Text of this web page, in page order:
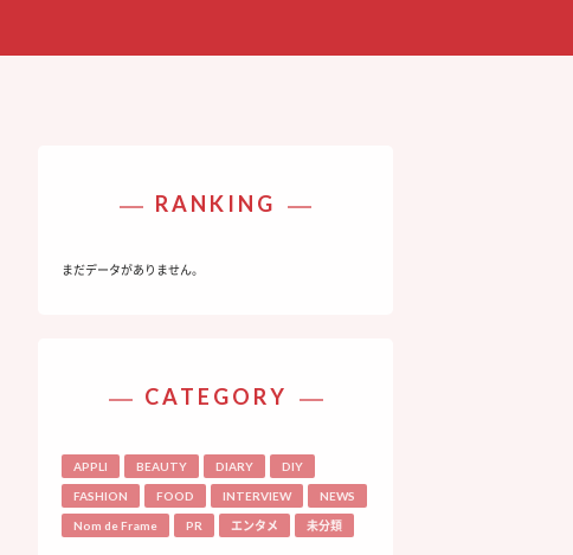
RANKING
まだデータがありません。
CATEGORY
APPLI BEAUTY DIARY DIY
FASHION FOOD INTERVIEW NEWS
Nom de Frame PR エンタメ 未分類